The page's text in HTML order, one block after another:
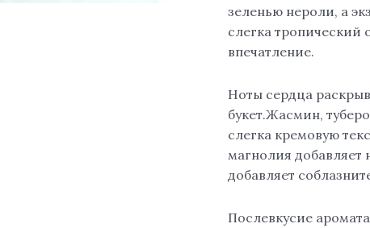
зеленью нероли, а
слегка тропический
впечатление.
Ноты сердца
букет.Жасмин,
слегка кремовую
магнолия добавляет
добавляет
Послевкусие